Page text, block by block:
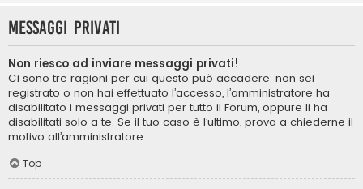
Messaggi privati
Non riesco ad inviare messaggi privati!
Ci sono tre ragioni per cui questo può accadere: non sei
registrato o non hai effettuato l’accesso, l’amministratore ha
disabilitato i messaggi privati per tutto il Forum, oppure li ha
disabilitati solo a te. Se il tuo caso è l’ultimo, prova a chiederne il
motivo all’amministratore.
Top